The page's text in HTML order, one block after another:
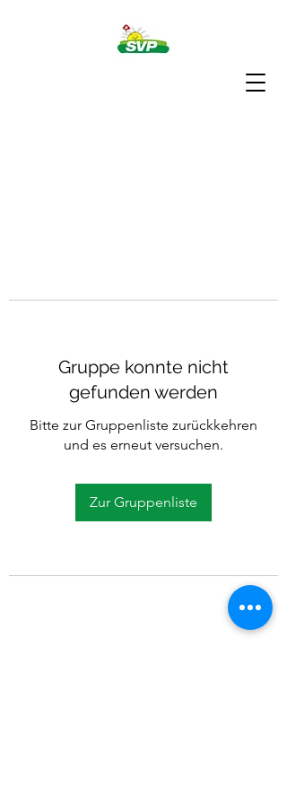
Gruppe konnte nicht
gefunden werden
Bitte zur Gruppenliste zurückkehren
und es erneut versuchen.
Zur Gruppenliste